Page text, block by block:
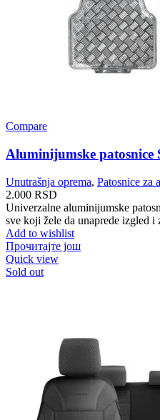
Compare
Aluminijumske patosnice
Unutrašnja oprema, Patosnice za
2.000 RSD
Univerzalne aluminijumske
sve koji žele da unaprede izgled i
Add to wishlist
Прочитајте још
Quick view
Sold out